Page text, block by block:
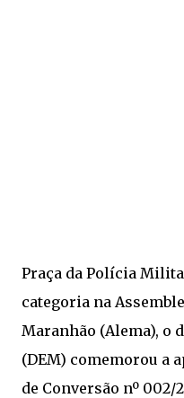
Praça da Polícia
categoria na
Maranhão (Alema), o
(DEM) comemorou a
de Conversão nº 002/